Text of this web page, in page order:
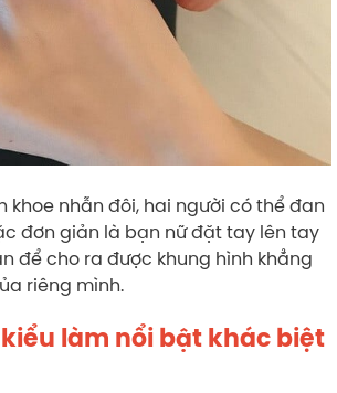
khoe nhẫn đôi, hai người có thể đan
đơn giản là bạn nữ đặt tay lên tay
để cho ra được khung hình khẳng
riêng mình.
làm nổi bật khác biệt